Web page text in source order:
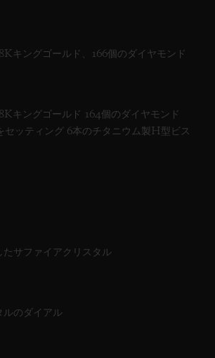
キングゴールド、166個のダイヤモンド
キングゴールド 164個のダイヤモンド
セッティング 6本のチタニウム製H型ビス
たサファイアクリスタル
ルのダイアル